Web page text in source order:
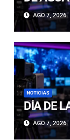
CENTRO
AGO 7, 2026
NOTICIAS
DÍA DE
AGO 7, 2026